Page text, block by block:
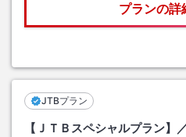
プランの詳
JTBプラン
【ＪＴＢスペシャルプラン】